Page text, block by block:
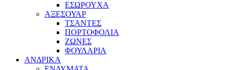
ΕΣΩΡΟΥΧΑ
ΑΞΕΣΟΥΑΡ
ΤΣΑΝΤΕΣ
ΠΟΡΤΟΦΟΛΙΑ
ΖΩΝΕΣ
ΦΟΥΛΑΡΙΑ
ΑΝΔΡΙΚΑ